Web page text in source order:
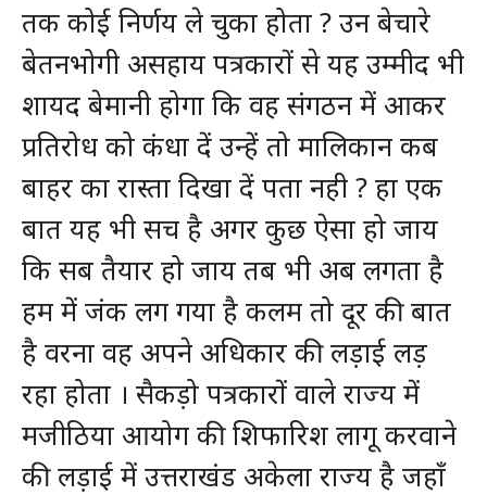
तक कोई निर्णय ले चुका होता ? उन बेचारे
बेतनभोगी असहाय पत्रकारों से यह उम्मीद भी
शायद बेमानी होगा कि वह संगठन में आकर
प्रतिरोध को कंधा दें उन्हें तो मालिकान कब
बाहर का रास्ता दिखा दें पता नही ? हा एक
बात यह भी सच है अगर कुछ ऐसा हो जाय
कि सब तैयार हो जाय तब भी अब लगता है
हम में जंक लग गया है कलम तो दूर की बात
है वरना वह अपने अधिकार की लड़ाई लड़
रहा होता । सैकड़ो पत्रकारों वाले राज्य में
मजीठिया आयोग की शिफारिश लागू करवाने
की लड़ाई में उत्तराखंड अकेला राज्य है जहाँ